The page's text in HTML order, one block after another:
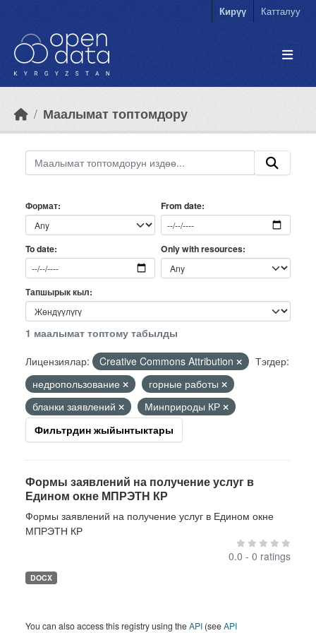
Кирүү Катталуу
Маалымат топтомдору
Формат From date
To date Only with resources
Тапшырык кыл
1 маалымат топтому табылды
Лицензиялар:
Creative Commons Attribution
Тэгдер:
недропользование
горные работы
бланки заявлений
Минприроды КР
Фильтрдин жыйынтыктары
Формы заявлений на получение услуг в
Едином окне МПРЭТН КР
Формы заявлений на получение услуг в Едином окне
МПРЭТН КР
0.0 - 0 ratings
DOCX
You can also access this registry using theAPI (seeAPI